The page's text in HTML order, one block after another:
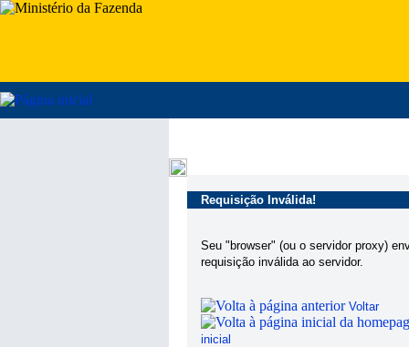
Requisição Inválida!
Seu "browser" (ou o servidor proxy)
requisição inválida ao servidor.
Voltar
inicial